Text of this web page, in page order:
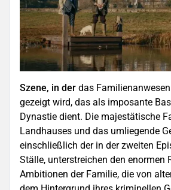
Szene, in der das
gezeigt wird, das als imposante
Dynastie dient. Die majestätische
Landhauses und das umliegende
einschließlich der in der zweiten
Ställe, unterstreichen den enormen
Ambitionen der Familie, die von